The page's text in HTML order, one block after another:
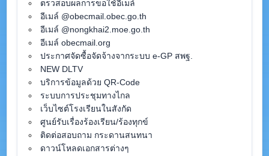
ตรวสอบผลการขอใช้อีเมล์
อีเมล์ @obecmail.obec.go.th
อีเมล์ @nongkhai2.moe.go.th
อีเมล์ obecmail.org
ประกาศจัดซื้อจัดจ้างจากระบบ e-GP สพฐ.
NEW DLTV
บริการข้อมูลด้วย QR-Code
ระบบการประชุมทางไกล
เว็บไซต์โรงเรียนในสังกัด
ศูนย์รับเรื่องร้องเรียน/ร้องทุกข์
ติดต่อสอบถาม กระดานสนทนา
ดาวน์โหลดเอกสารต่างๆ